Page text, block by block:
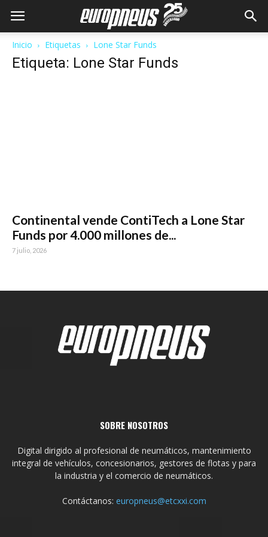
Inicio Etiquetas Lone Star Funds
Etiqueta: Lone Star Funds
Continental vende ContiTech a Lone Star
Funds por 4.000 millones de...
7 julio, 2026
SOBRE NOSOTROS
Digital dirigido al profesional de neumáticos, mantenimiento
integral de vehículos, concesionarios, gestores de flotas y para
la industria y el comercio de neumáticos.
Contáctanos: europneus@etcxxi.com